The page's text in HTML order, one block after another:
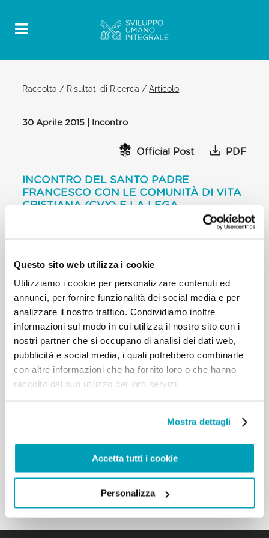
Questo sito web utilizza i cookie
Utilizziamo i cookie per personalizzare contenuti ed
annunci, per fornire funzionalità dei social media e per
analizzare il nostro traffico. Condividiamo inoltre
informazioni sul modo in cui utilizza il nostro sito con i
nostri partner che si occupano di analisi dei dati web,
pubblicità e social media, i quali potrebbero combinarle
con altre informazioni che ha fornito loro o che hanno
raccolto dal suo utilizzo dei loro servizi.
Mostra dettagli
Accetta tutti i cookie
Personalizza
Raccolta / Risultati di Ricerca /Articolo
30 Aprile 2015 | Incontro
Official Post PDF
INCONTRO DEL SANTO PADRE
FRANCESCO CON LE COMUNITÀ DI VITA
CRISTIANA (CVX) E LA LEGA
RISPOSTE A BRACCIO DEL SANTO PADRE
[…] Il vostro stile di fraternità, che vi sta
impegnando anche in progetti di accoglienza dei
migranti in Sicilia, vi renda generosi nell’educazione
dei giovani, sia all’interno della vostra associazione,
per rinnovare la società bisognava partire dai
giovani e stimolò l’apertura dei collegi. E in essi
nacquero le prime Congregazioni Mariane. Sulla
scia luminosa e feconda di questo stile apostolico,
presenti in Italia, così come già avviene in tante
evangelica, unita alla delicatezza dell’approccio e al
rispetto dell’altro. […]